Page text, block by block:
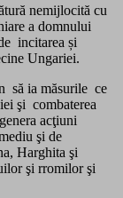
nemijlocită cu
a domnului
incitarea și
Ungariei.
să ia măsurile ce
şi combaterea
acţiuni
şi de
Harghita şi
şi rromilor şi